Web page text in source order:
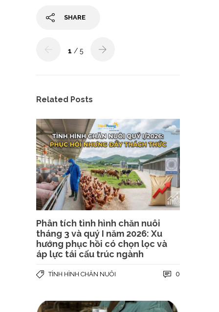
SHARE
1 / 5
Related Posts
Phân tích tình hình chăn nuôi
tháng 3 và quý I năm 2026: Xu
hướng phục hồi có chọn lọc và
áp lực tái cấu trúc ngành
TÌNH HÌNH CHĂN NUÔI 0